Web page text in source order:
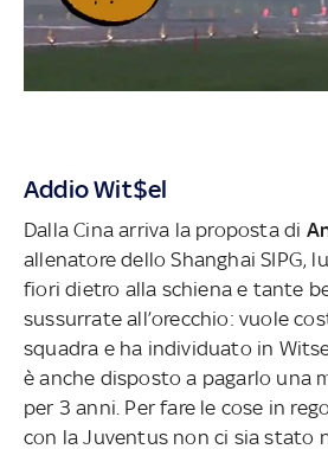
Addio Wit$el
Dalla Cina arriva la proposta di
allenatore dello Shanghai SIPG,
fiori dietro alla schiena e tante
sussurrate all’orecchio: vuole
squadra e ha individuato in
è anche disposto a pagarlo una
per 3 anni. Per fare le cose in
con la Juventus non ci sia stato